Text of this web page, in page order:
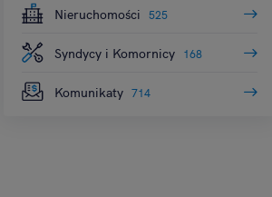
Nieruchomości 525
Syndycy i Komornicy 168
Komunikaty 714